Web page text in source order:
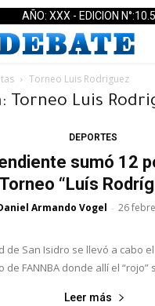
AÑO: XXX - EDICION
Torneo Luis Rodriguez
Torneo Luis
DEPORTES
sumó 12
Torneo “Luís
Armando Vogel - 26
de San Isidro se llevó a cabo
de FANNBA donde allí el “rojo”
Leer más